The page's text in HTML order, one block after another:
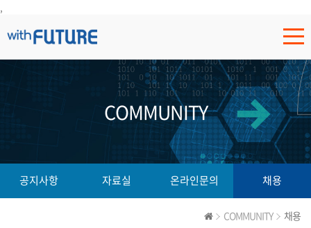
,
COMMUNITY
공지사항 자료실 온라인문의 채용
COMMUNITY 채용